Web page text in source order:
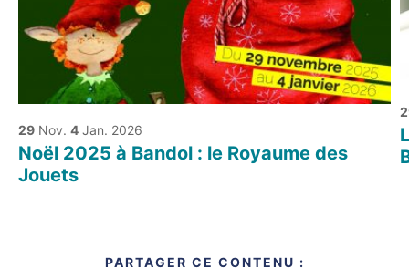
29 Nov. 4 Jan. 2026
Noël 2025 à Bandol : le Royaume des
Jouets
PARTAGER CE CONTENU :